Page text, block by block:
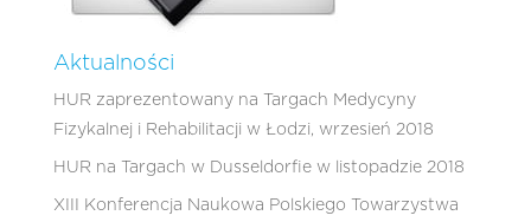
Aktualności
HUR zaprezentowany na Targach Medycyny
Fizykalnej i Rehabilitacji w Łodzi, wrzesień 2018
HUR na Targach w Dusseldorfie w listopadzie 2018
XIII Konferencja Naukowa Polskiego Towarzystwa